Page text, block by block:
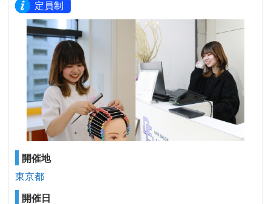
定員制
開催地
東京都
開催日